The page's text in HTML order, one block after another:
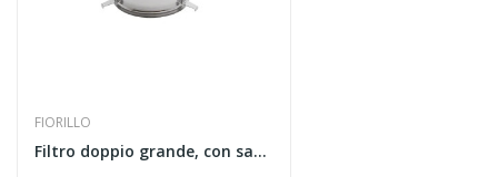
FIORILLO
Filtro doppio grande, con sacco nylon e...